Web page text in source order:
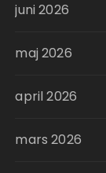
juni 2026
maj 2026
april 2026
mars 2026